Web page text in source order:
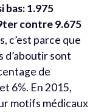
bas: 1.975
contre 9.675
c’est parce que
d’aboutir sont
de
6%. En 2015,
motifs médicaux